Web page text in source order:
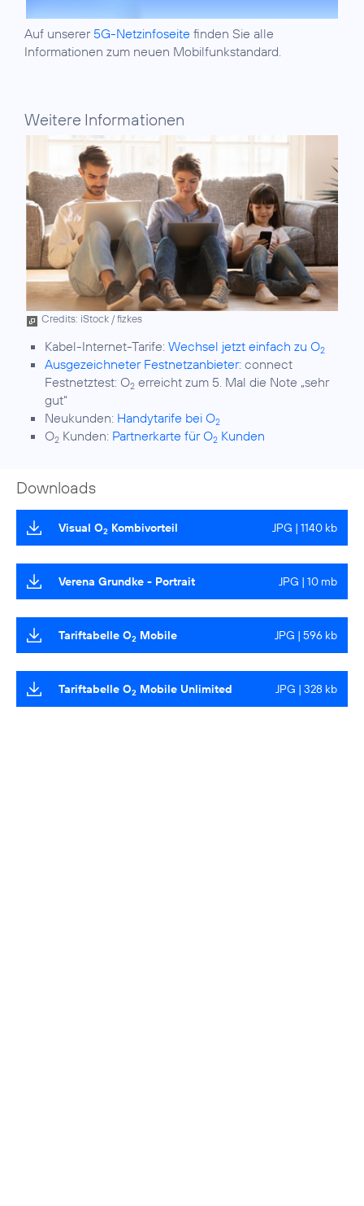
Auf unserer 5G-Netzinfoseite finden Sie alle
Informationen zum neuen Mobilfunkstandard.
Weitere Informationen
Credits: iStock / fizkes
Kabel-Internet-Tarife: Wechsel jetzt einfach zu O2
Ausgezeichneter Festnetzanbieter: connect
Festnetztest: O2 erreicht zum 5. Mal die Note „sehr
gut“
Neukunden: Handytarife bei O2
O2 Kunden: Partnerkarte für O2 Kunden
Downloads
Visual O2 Kombivorteil JPG | 1140 kb
Verena Grundke - Portrait JPG | 10 mb
Tariftabelle O2 Mobile JPG | 596 kb
Tariftabelle O2 Mobile Unlimited JPG | 328 kb